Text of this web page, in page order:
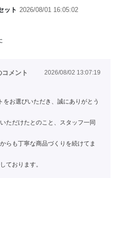
ット 2026/08/01 16:05:02
メント 2026/08/02 13:07:19
をお選びいただき、誠にありがとう
ただけたとのこと、スタッフ一同
らも丁寧な商品づくりを続けてま
ております。